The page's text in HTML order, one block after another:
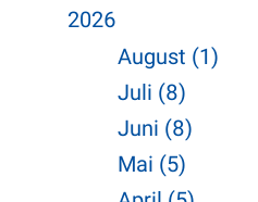
2026
August (1)
Juli (8)
Juni (8)
Mai (5)